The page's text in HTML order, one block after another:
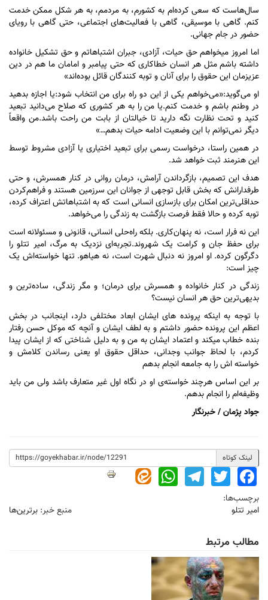
سال‌هاست که سعی کرده‌ام به کشورم، به مردمم، به هر شکل ممکن خدمت
کنم. گاهی با موسیقی، گاهی با فعالیت‌های اجتماعی، حتی گاهی با رویای
حضور در جام جهانی.
اما امروز میخواهم حق حیات، آزادى، جبران اشتباهاتم و حق تشکیل خانواده
داشته باشم مثل هر انسان خطاکارى که حتى پیامبر و امامان ما هم در دین
عزیزمان این حقوق را براى آنان و توبه کنندگان قائل بوده‌اند»
او می‌گوید:«می‌خواهم یکی از این دو راه برای من انتخاب شود:یا اجازه بدهید
در وطنم باشم و خدمت کنم.یا من را به هر کشوری که صلاح می‌دانید تبعید
کنید و تحت نظارت نگه دارید تا خیالتان از بابت من راحت باشد.من واقعاً
دیگر نمی‌توانم با این وضعیت ادامه حیات بدهم…»
در همین راستا، درخواست رسمی برای تبعید اختیاری یا آزادی مشروط توسط
این هنرمند ثبت خواهد شد.
هدف این تصمیم، بازگرداندن آرامش، درمان روانی در کنار همسرش، و حتى
طرفدارانش که بخش قابل توجهى از جوانان این سرزمین هستند و فراهم‌کردن
حداقلی‌ترین امکان برای بازسازی انسانی است که به اشتباهاتش اعتراف کرده،
توبه کرده و حالا فقط فرصت بازگشت به زندگی را می‌خواهد.
این نه فرار است، نه پنهان‌کاری. بلکه راه‌حلی انسانی، قانونی و مسئولانه است
برای حفظ جان و کرامت یک شهروند.تجربه‌ای نزدیک به مرگ، امیر تتلو را
دگرگون کرده. او امروز نه دنبال شهرت است، نه هیاهو. تنها خواسته‌اش یک
چیز است:
زندگی در کنار خانواده و همسرش برای درمان؛ و مگر زندگی، ساده‌ترین و
بدیهی‌ترین حق هر انسان نیست؟
با توجه به اینکه پرونده هاى ایشان ابعاد مختلفى دارد، اینجانب در بخش
اعظم این پرونده حضور داشتم و به لطف ایشان و آنچه که موکل حسن رفتار
بنده خطاب میکند و اعتماد ایشان به من و به دلیل شناختى که از ایشان پیدا
کردم، با لحاظ جوانب وجدانى، حداقل حقوق او یعنى رساندن کلامش و
خواسته اش را به جامعه انجام بدهم
بر این اساس هرچند خواسته‌ى او در نگاه اول غیر متعارف باشد ولى من باید
وظیفه‌ام را انجام بدهم.
جواد پژمان / خبرنگار
لینک کوتاه
Facebook
Twitter
Telegram
WhatsApp
برچسب‌ها:
امیر تتلو
منبع خبر: برترین‌ها
مطالب مرتبط